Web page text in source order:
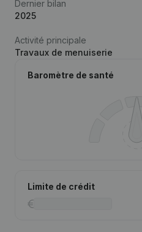
Dernier bilan
2025
Activité principale
Travaux de menuiserie
Baromètre de santé
Limite de crédit